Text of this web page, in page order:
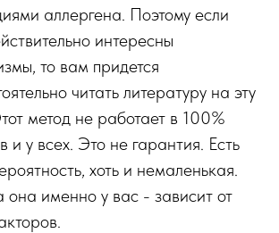
аллергена. Поэтому если
интересны
то вам придется
читать литературу на эту
метод не работает в 100%
и у всех. Это не гарантия. Есть
хоть и немаленькая.
она именно у вас - зависит от